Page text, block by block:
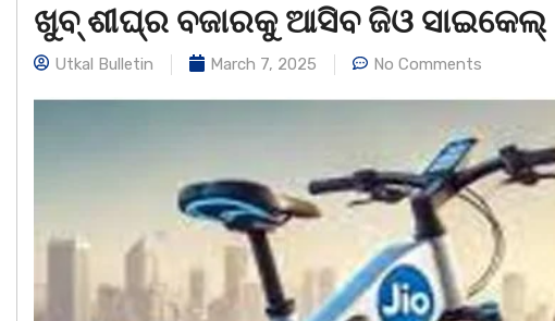
ଖୁବ୍ ଶୀଘ୍ର ବଜାରକୁ ଆସିବ ଜିଓ ସାଇକେଲ୍‌
Utkal Bulletin March 7, 2025 No Comments